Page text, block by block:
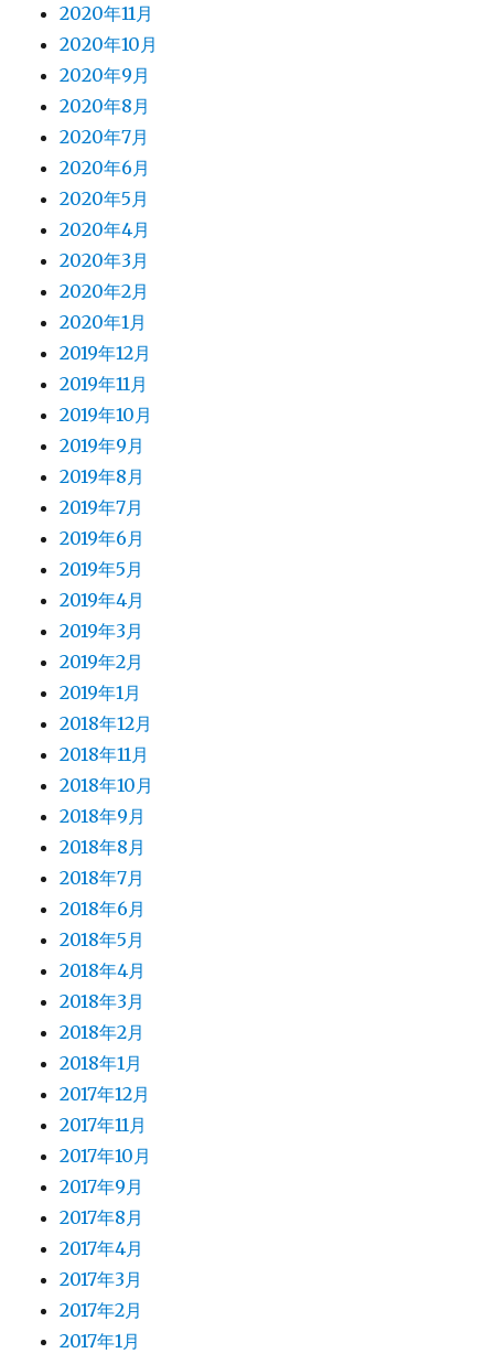
2020年11月
2020年10月
2020年9月
2020年8月
2020年7月
2020年6月
2020年5月
2020年4月
2020年3月
2020年2月
2020年1月
2019年12月
2019年11月
2019年10月
2019年9月
2019年8月
2019年7月
2019年6月
2019年5月
2019年4月
2019年3月
2019年2月
2019年1月
2018年12月
2018年11月
2018年10月
2018年9月
2018年8月
2018年7月
2018年6月
2018年5月
2018年4月
2018年3月
2018年2月
2018年1月
2017年12月
2017年11月
2017年10月
2017年9月
2017年8月
2017年4月
2017年3月
2017年2月
2017年1月